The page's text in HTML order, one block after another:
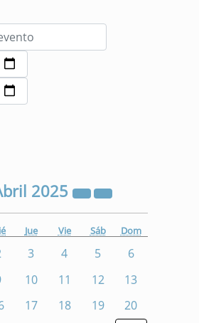
2025
Jue Vie Sáb Dom
3 4 5
6
10 11 12
13
17 18 19
20